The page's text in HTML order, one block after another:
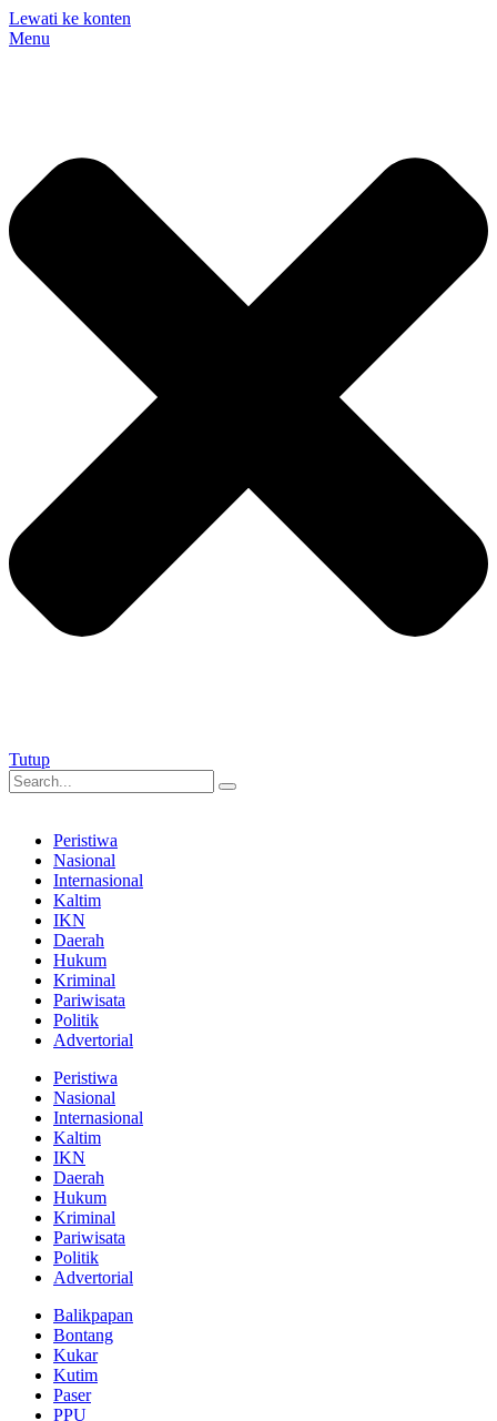
Lewati ke konten
Menu
Tutup
Peristiwa
Nasional
Internasional
Kaltim
IKN
Daerah
Hukum
Kriminal
Pariwisata
Politik
Advertorial
Peristiwa
Nasional
Internasional
Kaltim
IKN
Daerah
Hukum
Kriminal
Pariwisata
Politik
Advertorial
Balikpapan
Bontang
Kukar
Kutim
Paser
PPU